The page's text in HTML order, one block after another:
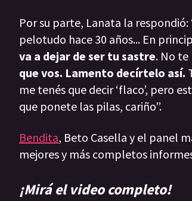
Por su parte, Lanata la respondió:
pelotudo hace 30 años... En
va a dejar de ser tu sastre. No te
que vos. Lamento decírtelo así.
me tenés que decir ‘flaco’, pero
que ponete las pilas, cariño”.
Bendita, Beto Casella y el panel
mejores y más completos
¡Mirá el video completo!